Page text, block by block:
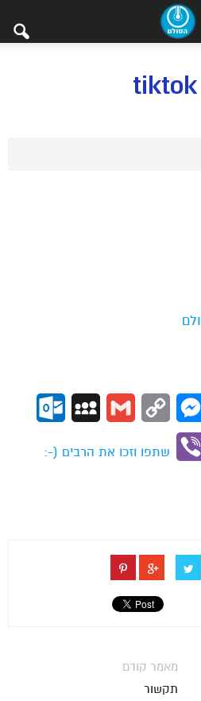
Messenger
Copy
Gmail
MySpace
Viber
שתפו וזכו את הרבים (-:
מאמר קודם
תקשור